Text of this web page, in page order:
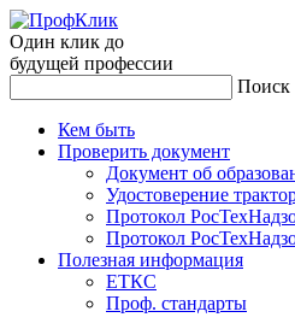
Один клик до
будущей профессии
Поиск
Кем быть
Проверить документ
Документ об
Удостоверение
Протокол
Протокол
Полезная информация
ЕТКС
Проф. стандарты